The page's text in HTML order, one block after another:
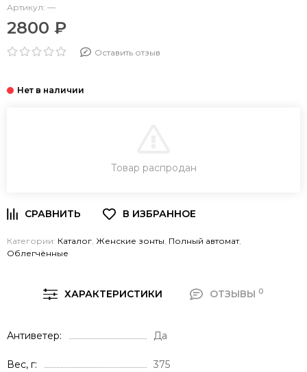
Артикул: —
2800 ₽
Оставить отзыв
Товар распродан
Категории: Каталог, Женские зонты, Полный автомат,
Облегчённые
ХАРАКТЕРИСТИКИ ОТЗЫВЫ 0
Антиветер Да
Вес, г 375